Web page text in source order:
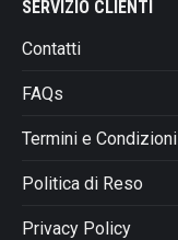
SERVIZIO CLIENTI
Contatti
FAQs
Termini e Condizioni
Politica di Reso
Privacy Policy